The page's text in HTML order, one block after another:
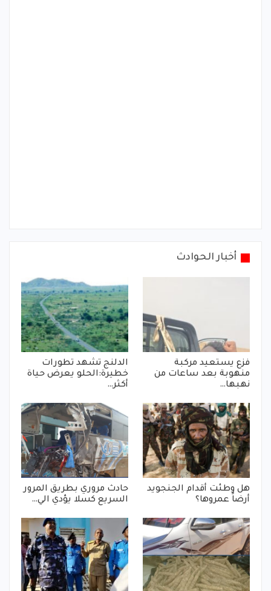
أخبار الحوادث
فزع يستعيد مركبة
منهوبة بعد ساعات من
نهبها…
الدلنج تشهد تطورات
خطيرة:الحلو يعرض حياة
أكثر…
هل وطئت أقدام الجنجويد
أرضاً عمروها؟
حادث مروري بطريق المرور
السريع كسلا يؤدي الي…